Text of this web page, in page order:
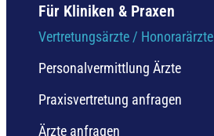
Für Kliniken & Praxen
Vertretungsärzte / Honorarärzte
Personalvermittlung Ärzte
Praxisvertretung anfragen
Ärzte anfragen